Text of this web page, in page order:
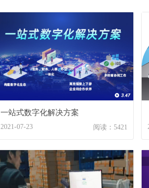
一站式数字化解决方案
2021-07-23 阅读：5421